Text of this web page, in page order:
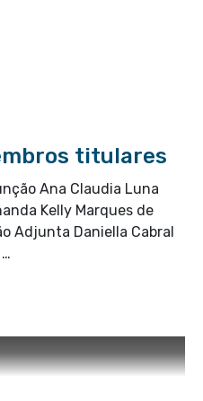
titulares
Ana Claudia Luna
Kelly Marques de
Adjunta Daniella Cabral